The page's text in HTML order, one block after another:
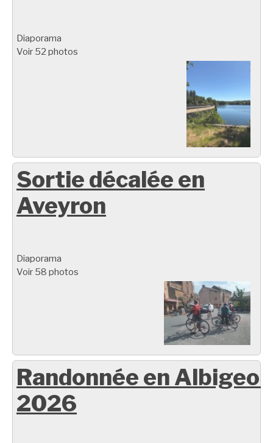
Diaporama
Voir 52 photos
Sortie décalée en
Aveyron
Diaporama
Voir 58 photos
Randonnée en
2026